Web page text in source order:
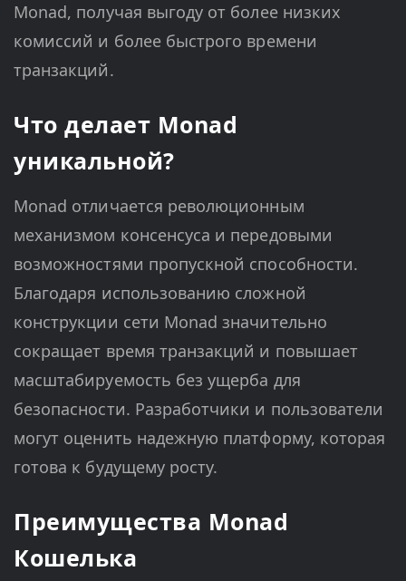
Monad, получая выгоду от более низких
комиссий и более быстрого времени
транзакций.
Что делает Monad
уникальной?
Monad отличается революционным
механизмом консенсуса и передовыми
возможностями пропускной способности.
Благодаря использованию сложной
конструкции сети Monad значительно
сокращает время транзакций и повышает
масштабируемость без ущерба для
безопасности. Разработчики и пользователи
могут оценить надежную платформу, которая
готова к будущему росту.
Преимущества Monad
Кошелька